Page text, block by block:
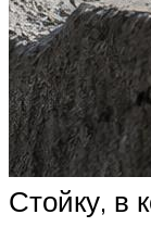
Стойку, в